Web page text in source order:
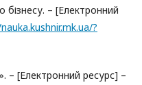
бізнесу. – [Електронний
?
– [Електронний ресурс] –